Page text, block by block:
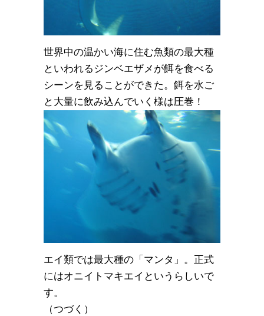
世界中の温かい海に住む魚類の最大種
といわれるジンベエザメが餌を食べる
シーンを見ることができた。餌を水ご
と大量に飲み込んでいく様は圧巻！
エイ類では最大種の「マンタ」。正式
にはオニイトマキエイというらしいで
す。
（つづく）